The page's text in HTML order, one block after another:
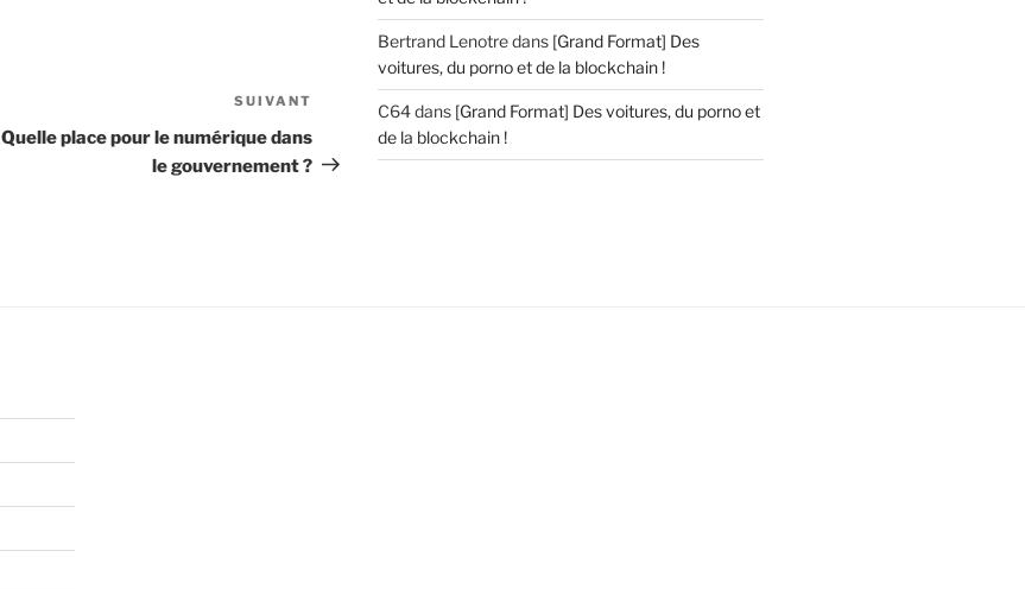
suivant
SUIVANT
Quelle place pour le numérique dans
le gouvernement ?
Bertrand Lenotredans [Grand Format] Des
voitures, du porno et de la blockchain !
C64dans [Grand Format] Des voitures, du porno et
de la blockchain !